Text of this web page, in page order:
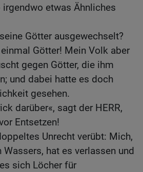
etwas Ähnliches
Götter ausgewechselt?
Götter! Mein Volk aber
gegen Götter, die ihm
und dabei hatte es doch
gesehen.
darüber«, sagt der HERR,
Entsetzen!
Unrecht verübt: Mich,
hat es verlassen und
sich Löcher für